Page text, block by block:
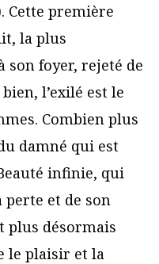
Cette première
la plus
son foyer, rejeté de
l’exilé est le
Combien plus
damné qui est
infinie, qui
perte et de son
plus désormais
le plaisir et la